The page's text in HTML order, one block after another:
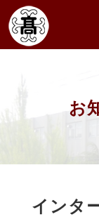
お
インタ